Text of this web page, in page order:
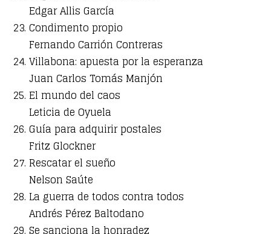
Edgar Allis García
Condimento propio
Fernando Carrión Contreras
Villabona: apuesta por la esperanza
Juan Carlos Tomás Manjón
El mundo del caos
Leticia de Oyuela
Guía para adquirir postales
Fritz Glockner
Rescatar el sueño
Nelson Saúte
La guerra de todos contra todos
Andrés Pérez Baltodano
Se sanciona la honradez